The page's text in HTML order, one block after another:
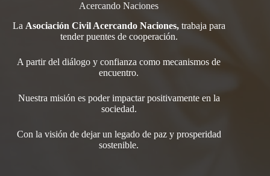
Acercando Naciones
La Asociación Civil Acercando Naciones,trabaja para
tenderpuentes de cooperación.
A partir del diálogo y confianza como mecanismos de
encuentro.
Nuestra misión es poder impactar positivamente en la
sociedad.
Con la visión de dejar un legado de paz y prosperidad
sostenible.